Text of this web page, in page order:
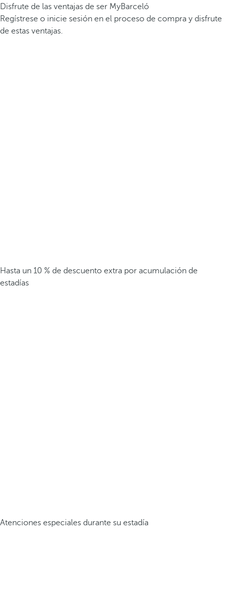
Disfrute de las ventajas de ser MyBarceló
Regístrese o inicie sesión en el proceso de compra y disfrute
de estas ventajas.
Hasta un 10 % de descuento extra por acumulación de
estadías
Atenciones especiales durante su estadía